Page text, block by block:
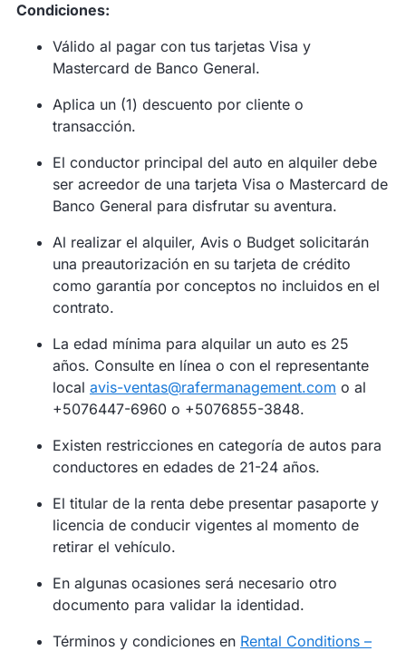
Condiciones:
Válido al pagar con tus tarjetas Visa y
Mastercard de Banco General.
Aplica un (1) descuento por cliente o
transacción.
El conductor principal del auto en alquiler debe
ser acreedor de una tarjeta Visa o Mastercard de
Banco General para disfrutar su aventura.
Al realizar el alquiler, Avis o Budget solicitarán
una preautorización en su tarjeta de crédito
como garantía por conceptos no incluidos en el
contrato.
La edad mínima para alquilar un auto es 25
años. Consulte en línea o con el representante
local avis-ventas@rafermanagement.com o al
+5076447-6960 o +5076855-3848.
Existen restricciones en categoría de autos para
conductores en edades de 21-24 años.
El titular de la renta debe presentar pasaporte y
licencia de conducir vigentes al momento de
retirar el vehículo.
En algunas ocasiones será necesario otro
documento para validar la identidad.
Términos y condiciones en Rental Conditions –